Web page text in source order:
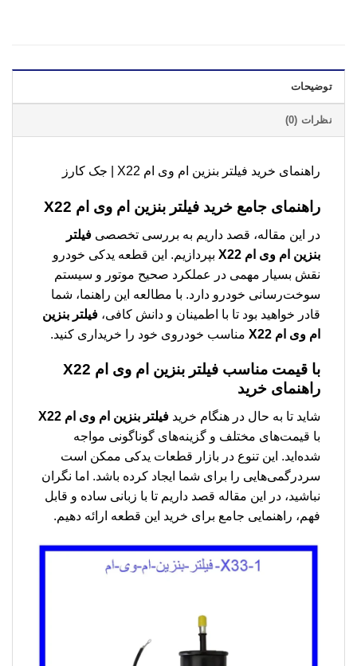
توضیحات
نظرات (0)
راهنمای خرید فیلتر بنزین ام وی ام X22 | جک کارز
راهنمای جامع خرید فیلتر بنزین ام وی ام X22
در این مقاله، قصد داریم به بررسی تخصصی فیلتر
بنزین ام وی ام X22
بپردازیم. این قطعه یدکی خودرو
نقش بسیار مهمی در عملکرد صحیح موتور و سیستم
سوخت‌رسانی خودرو دارد. با مطالعه این راهنما، شما
قادر خواهید بود تا با اطمینان و دانش کافی، فیلتر بنزین
ام وی ام X22
مناسب خودروی خود را خریداری کنید.
با قیمت مناسب فیلتر بنزین ام وی ام X22
راهنمای خرید
شاید تا به حال در هنگام خرید فیلتر بنزین ام وی ام X22
با قیمت‌های مختلف و گزینه‌های گوناگونی مواجه
شده‌اید. این تنوع در بازار قطعات یدکی ممکن است
سردرگمی‌هایی را برای شما ایجاد کرده باشد. اما نگران
نباشید، در این مقاله قصد داریم تا با زبانی ساده و قابل
فهم، راهنمایی جامع برای خرید این قطعه ارائه دهیم.